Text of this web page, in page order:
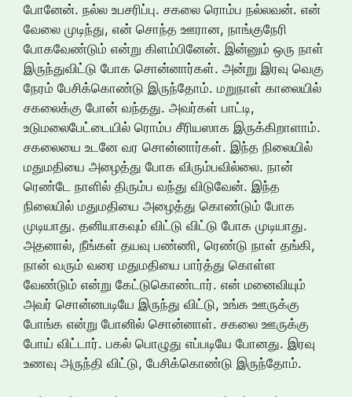
போனேன். நல்ல உபசரிப்பு. சகலை ரொம்ப நல்லவன். என்
வேலை முடிந்து, என் சொந்த ஊரான, நாங்குநேரி
போகவேண்டும் என்று கிளம்பினேன். இன்னும் ஒரு நாள்
இருந்துவிட்டு போக சொன்னார்கள். அன்று இரவு வெகு
நேரம் பேசிக்கொண்டு இருந்தோம். மறுநாள் காலையில்
சகலைக்கு போன் வந்தது. அவர்கள் பாட்டி,
உடுமலைபேட்டையில் ரொம்ப சீரியஸாக இருக்கிறாளாம்.
சகலையை உடனே வர சொன்னார்கள். இந்த நிலையில்
மதுமதியை அழைத்து போக விரும்பவில்லை. நான்
ரெண்டே நாளில் திரும்ப வந்து விடுவேன். இந்த
நிலையில் மதுமதியை அழைத்து கொண்டும் போக
முடியாது. தனியாகவும் விட்டு விட்டு போக முடியாது.
அதனால், நீங்கள் தயவு பண்ணி, ரெண்டு நாள் தங்கி,
நான் வரும் வரை மதுமதியை பார்த்து கொள்ள
வேண்டும் என்று கேட்டுகொண்டார். என் மனைவியும்
அவர் சொன்னபடியே இருந்து விட்டு, உங்க ஊருக்கு
போங்க என்று போனில் சொன்னாள். சகலை ஊருக்கு
போய் விட்டார். பகல் பொழுது எப்படியே போனது. இரவு
உணவு அருந்தி விட்டு, பேசிக்கொண்டு இருந்தோம்.